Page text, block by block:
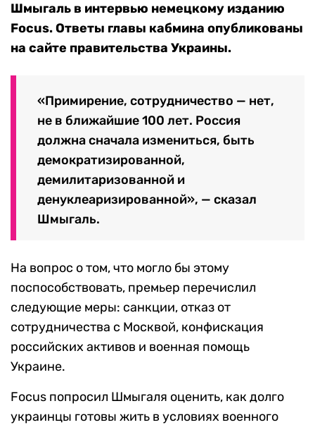
Шмыгаль в интервью немецкому изданию
Focus. Ответы главы кабмина опубликованы
на сайте правительства Украины.
«Примирение, сотрудничество — нет,
не в ближайшие 100 лет. Россия
должна сначала измениться, быть
демократизированной,
демилитаризованной и
денуклеаризированной», — сказал
Шмыгаль.
На вопрос о том, что могло бы этому
поспособствовать, премьер перечислил
следующие меры: санкции, отказ от
сотрудничества с Москвой, конфискация
российских активов и военная помощь
Украине.
Focus попросил Шмыгаля оценить, как долго
украинцы готовы жить в условиях военного